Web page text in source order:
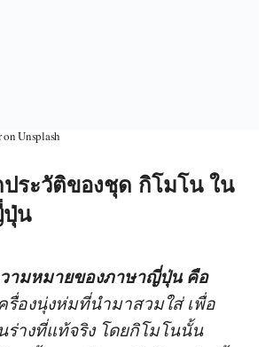
Unsplash
ระวัติของชุด กิโมโน ใน
น
ามหมายของภาษาญี่ปุ่น คือ
รื่องนุ่งห่มที่นำมาสวมใส่ เพื่อ
ร่างที่แท้จริง โดยกิโมโนนั้น